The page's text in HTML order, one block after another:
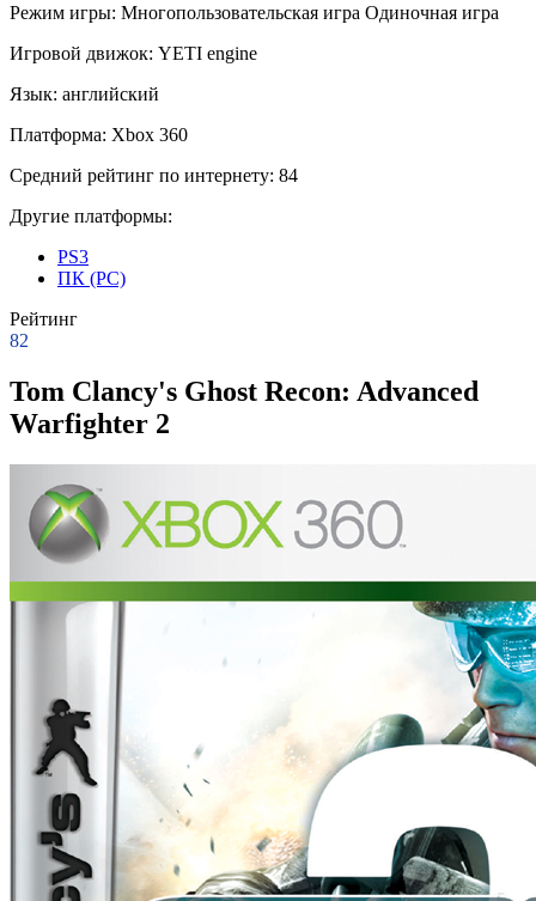
Режим игры: Многопользовательская игра Одиночная игра
Игровой движок: YETI engine
Язык: английский
Платформа: Xbox 360
Средний рейтинг по интернету: 84
Другие платформы:
PS3
ПК (PC)
Рейтинг
82
Tom Clancy's Ghost Recon: Advanced
Warfighter 2